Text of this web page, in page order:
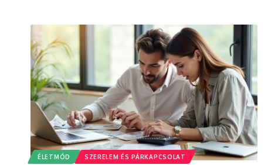
ÉLETMÓD SZERELEM ÉS PÁRKAPCSOLAT